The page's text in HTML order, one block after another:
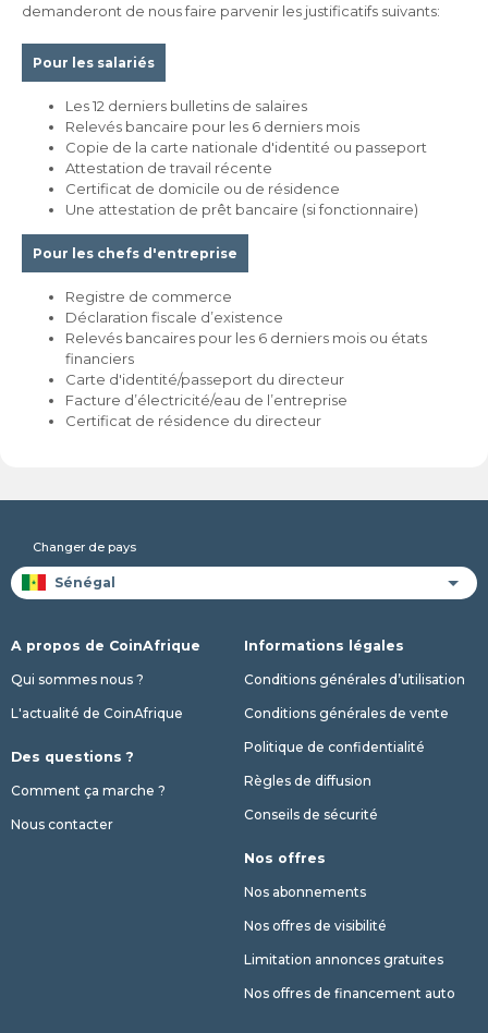
demanderont de nous faire parvenir les justificatifs suivants:
Pour les salariés
Les 12 derniers bulletins de salaires
Relevés bancaire pour les 6 derniers mois
Copie de la carte nationale d'identité ou passeport
Attestation de travail récente
Certificat de domicile ou de résidence
Une attestation de prêt bancaire (si fonctionnaire)
Pour les chefs d'entreprise
Registre de commerce
Déclaration fiscale d’existence
Relevés bancaires pour les 6 derniers mois ou états
financiers
Carte d'identité/passeport du directeur
Facture d’électricité/eau de l’entreprise
Certificat de résidence du directeur
Changer de pays
A propos de CoinAfrique
Qui sommes nous ?
L'actualité de CoinAfrique
Des questions ?
Comment ça marche ?
Nous contacter
Informations légales
Conditions générales d’utilisation
Conditions générales de vente
Politique de confidentialité
Règles de diffusion
Conseils de sécurité
Nos offres
Nos abonnements
Nos offres de visibilité
Limitation annonces gratuites
Nos offres de financement auto